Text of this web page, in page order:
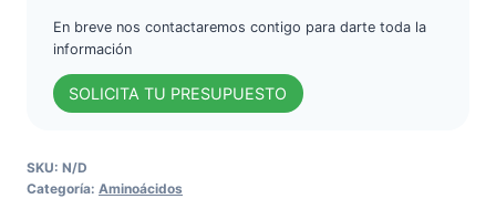
En breve nos contactaremos contigo para darte toda la
información
SOLICITA TU PRESUPUESTO
SKU: N/D
Categoría: Aminoácidos